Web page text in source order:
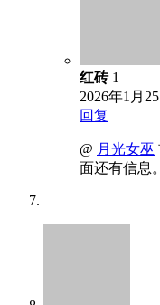
红砖 1
2026年1月25
回复
@ 月光女巫
面还有信息。